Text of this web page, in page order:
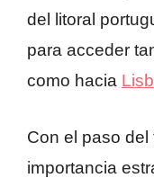
del litoral
para acceder
como hacia
Con el paso
importancia